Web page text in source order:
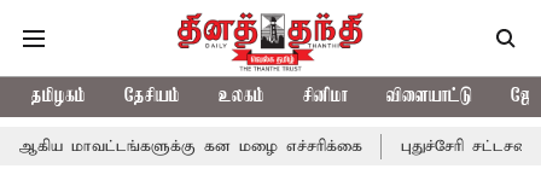
தமிழகம் தேசியம் உலகம் சினிமா விளையாட்டு
கன மழை எச்சரிக்கை புதுச்சேரி சட்டசபையில்